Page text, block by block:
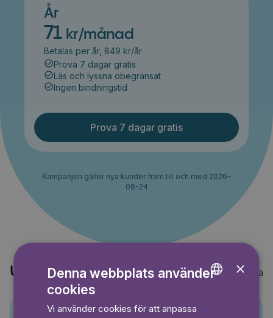
År
71 kr/månad
Betalas per år, 849 kr/år
Prova 7 dagar gratis
Läs och lyssna obegränsat
Ingen bindningstid
Prova 7 dagar gratis
Kampanjen gäller nya kunder fram till och med 2026-
08-24
Upptäck också Visa alla
×
Denna webbplats använder
cookies
Vi använder cookies för att anpassa